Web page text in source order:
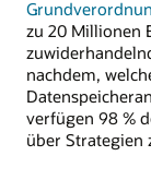
zu 20 Millionen
nachdem,
verfügen 98 %
über Strategien